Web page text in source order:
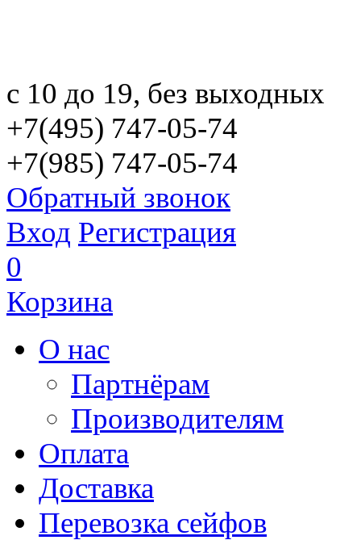
с 10 до 19, без выходных
+7(495) 747-05-74
+7(985) 747-05-74
Обратный звонок
Вход Регистрация
0
Корзина
О нас
Партнёрам
Производителям
Оплата
Доставка
Перевозка сейфов